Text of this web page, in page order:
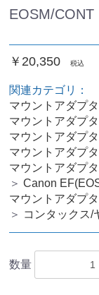
EOSM/CONT
￥20,350 税込
関連カテゴリ：
マウントアダプ
マウントアダプ
マウントアダプ
マウントアダプ
マウントアダプ
＞ Canon
マウントアダプ
＞ コンタックス/
数量